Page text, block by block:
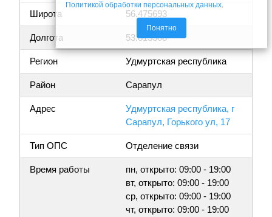
Широта 56.475693
Долгота 53.813308
Регион Удмуртская республика
Район Сарапул
Адрес
Удмуртская республика, г
Сарапул, Горького ул, 17
Тип ОПС Отделение связи
Время работы
пн, открыто: 09:00 - 19:00
вт, открыто: 09:00 - 19:00
ср, открыто: 09:00 - 19:00
чт, открыто: 09:00 - 19:00
Политикой обработки персональных данных.
Понятно